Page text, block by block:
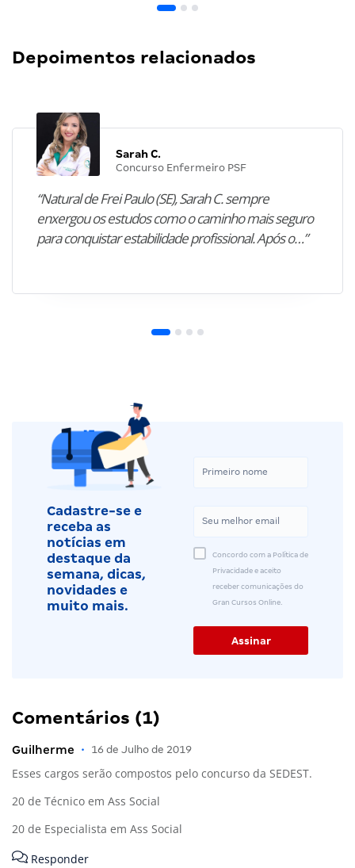
Depoimentos relacionados
Sarah C.
Concurso Enfermeiro PSF
“Natural de Frei Paulo (SE), Sarah C. sempre
enxergou os estudos como o caminho mais seguro
para conquistar estabilidade profissional. Após o…”
Cadastre-se e
receba as
notícias em
destaque da
semana, dicas,
novidades e
muito mais.
Concordo com a Política de
Privacidade e aceito
receber comunicações do
Gran Cursos Online.
Comentários (1)
Guilherme • 16 de Julho de 2019
Esses cargos serão compostos pelo concurso da SEDEST.
20 de Técnico em Ass Social
20 de Especialista em Ass Social
Responder